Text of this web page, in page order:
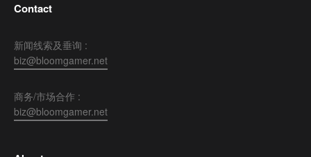
Contact
新闻线索及垂询 :
biz@bloomgamer.net
商务/市场合作 :
biz@bloomgamer.net